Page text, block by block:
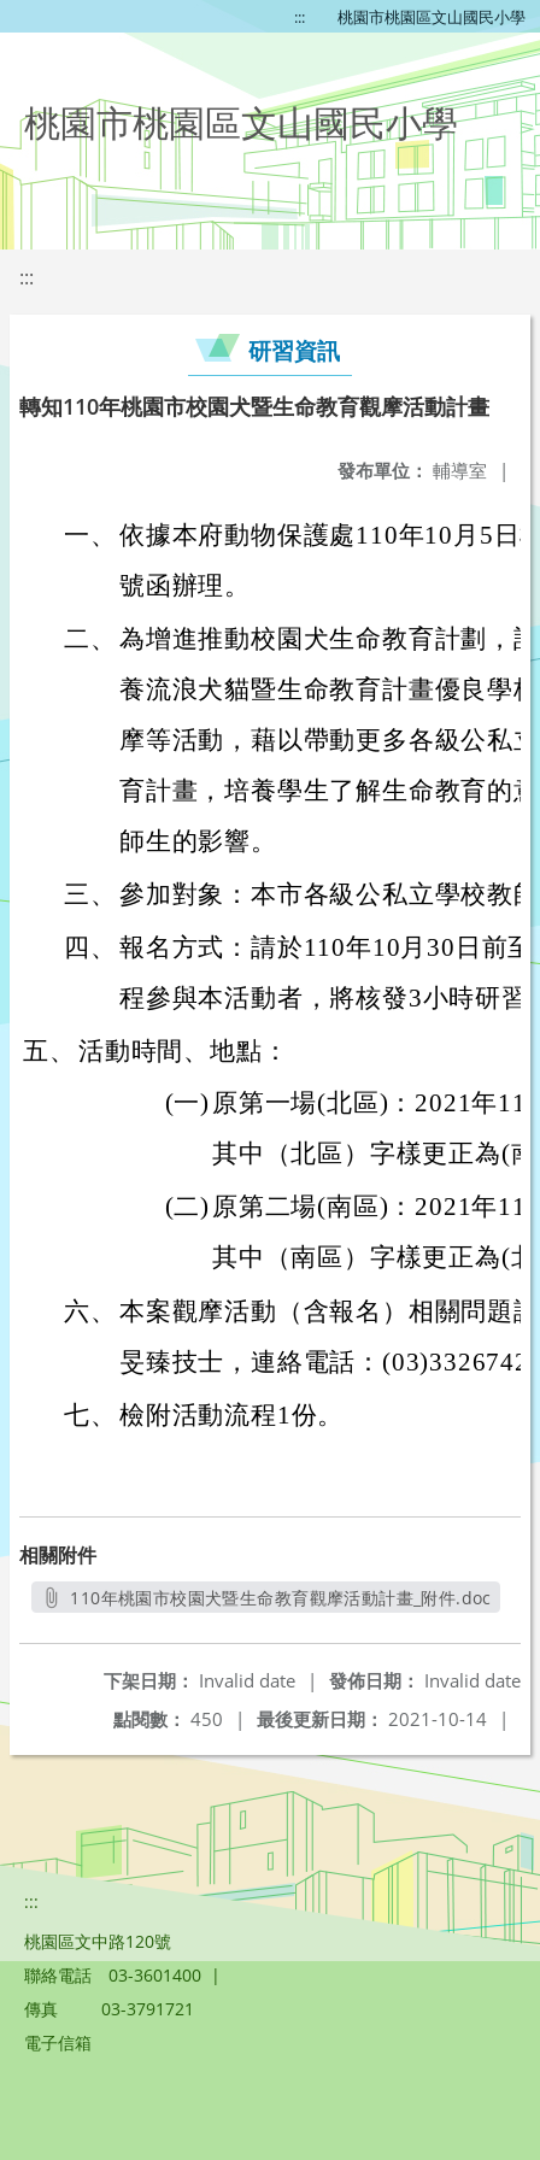
::: 桃園市桃園區文山國民小學
桃園市桃園區文山國民小學
:::
研習資訊
轉知110年桃園市校園犬暨生命教育觀摩活動計畫
發布單位： 輔導室 |
一、 依據本府動物保護處110年10月5日
號函辦理。
二、 為增進推動校園犬生命教育計劃，
養流浪犬貓暨生命教育計畫優良學
摩等活動，藉以帶動更多各級公私
育計畫，培養學生了解生命教育的
師生的影響。
三、 參加對象：本市各級公私立學校教師
四、 報名方式：請於110年10月30日前
程參與本活動者，將核發3小時研習
五、 活動時間、地點：
(一) 原第一場(北區)：2021年
其中（北區）字樣更正為(
(二) 原第二場(南區)：2021年
其中（南區）字樣更正為(
六、 本案觀摩活動（含報名）相關問題
旻臻技士，連絡電話：(03)3326742
七、 檢附活動流程1份。
相關附件
110年桃園市校園犬暨生命教育觀摩活動計畫_附件.doc
發佈日期： Invalid date
下架日期： Invalid date
|
最後更新日期： 2021-10-14 |
點閱數： 450 |
:::
桃園區文中路120號
聯絡電話
03-3601400 |
傳真
03-3791721
電子信箱